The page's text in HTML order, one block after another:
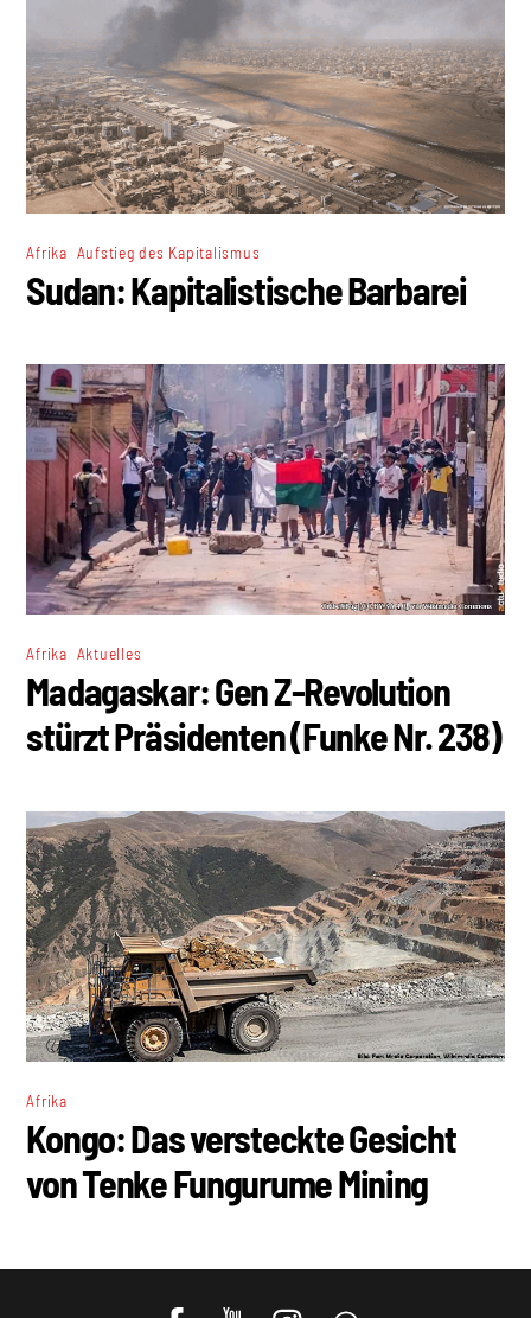
Afrika Aufstieg des Kapitalismus
Sudan: Kapitalistische Barbarei
Afrika Aktuelles
Madagaskar: Gen Z-Revolution
stürzt Präsidenten (Funke Nr. 238)
Afrika
Kongo: Das versteckte Gesicht
von Tenke Fungurume Mining